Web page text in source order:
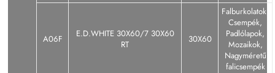
A06F
E.D.WHITE 30X60/7 30X60
RT
30X60
Falburkolatok,
Csempék,
Padlólapok,
Mozaikok,
Nagyméretű
falicsempék